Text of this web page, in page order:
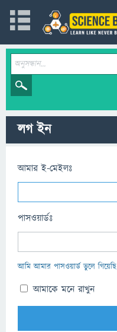
লগ ইন
আমার ই-মেইলঃ
পাসওয়ার্ডঃ
আমি আমার পাসওয়ার্ড ভুলে গিয়েছি
আমাকে মনে রাখুন